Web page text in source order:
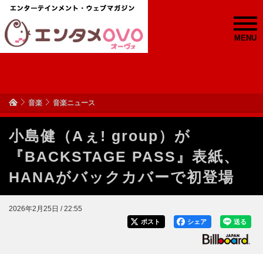
MENU
音楽 音楽ニュース
小島健（Aぇ! group）が
『BACKSTAGE PASS』表紙、
HANAがバックカバーで初登場
2026年2月25日 / 22:55
送る
シェア
ポスト